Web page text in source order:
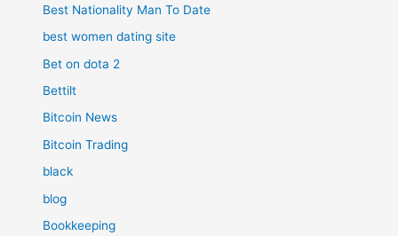
Best Nationality Man To Date
best women dating site
Bet on dota 2
Bettilt
Bitcoin News
Bitcoin Trading
black
blog
Bookkeeping